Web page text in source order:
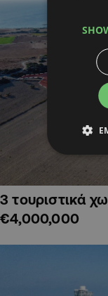
3 τουριστικά
€4,000,000